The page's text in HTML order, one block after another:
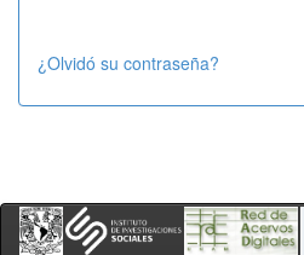
¿Olvidó su contraseña?